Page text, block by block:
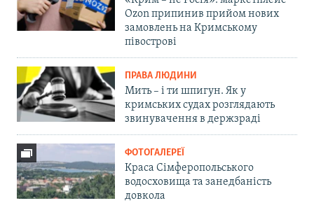
Ozon припинив прийом нових
замовлень на Кримському
півострові
ПРАВА ЛЮДИНИ
Мить – і ти шпигун. Як у
кримських судах розглядають
звинувачення в держзраді
ФОТОГАЛЕРЕЇ
Краса Сімферопольського
водосховища та занедбаність
довкола